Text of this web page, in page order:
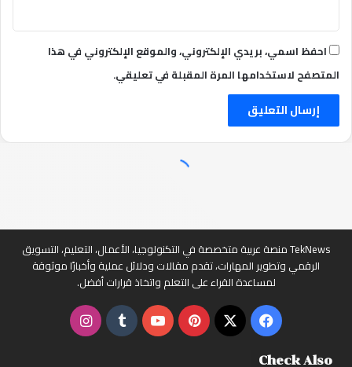
احفظ اسمي، بريدي الإلكتروني، والموقع الإلكتروني في هذا
المتصفح لاستخدامها المرة المقبلة في تعليقي.
TekNews منصة عربية متخصصة في التكنولوجيا، الأعمال، التعليم، التسويق
الرقمي وتطوير المهارات، تقدم مقالات ودلائل عملية وأخبارًا موثوقة
لمساعدة القراء على التعلم واتخاذ قرارات أفضل.
فيسبوك
‫X بينتيريست‫YouTube انستقرام
Check Also